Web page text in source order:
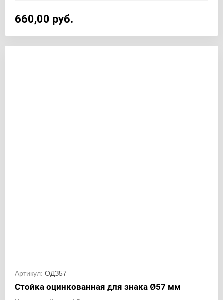
660,00 руб.
Артикул: ОДЗ57
Стойка оцинкованная для знака Ø57 мм